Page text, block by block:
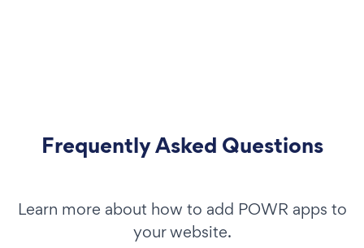
Frequently Asked Questions
Learn more about how to add POWR apps to
your website.